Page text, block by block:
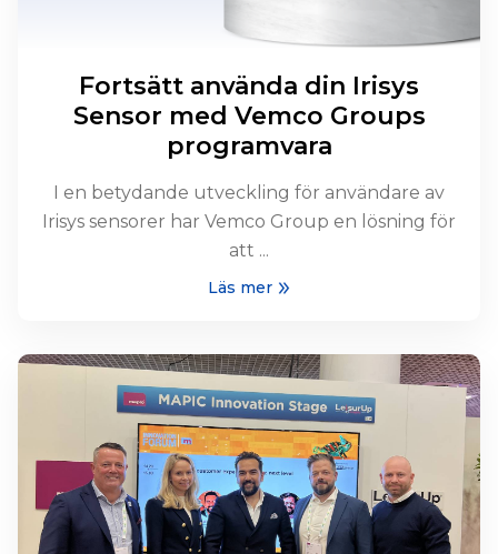
Fortsätt använda din Irisys
Sensor med Vemco Groups
programvara
I en betydande utveckling för användare av
Irisys sensorer har Vemco Group en lösning för
att ...
Läs mer